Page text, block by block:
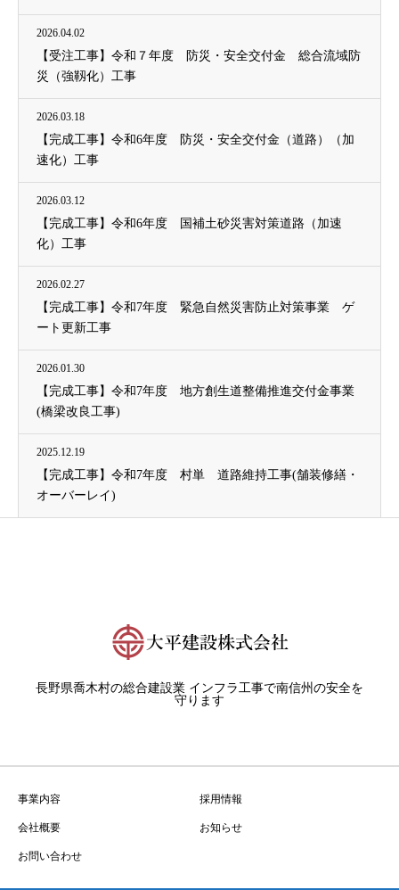
2026.04.02
【受注工事】令和７年度 防災・安全交付金 総合流域防
災（強靱化）工事
2026.03.18
【完成工事】令和6年度 防災・安全交付金（道路）（加
速化）工事
2026.03.12
【完成工事】令和6年度 国補土砂災害対策道路（加速
化）工事
2026.02.27
【完成工事】令和7年度 緊急自然災害防止対策事業 ゲ
ート更新工事
2026.01.30
【完成工事】令和7年度 地方創生道整備推進交付金事業
(橋梁改良工事)
2025.12.19
【完成工事】令和7年度 村単 道路維持工事(舗装修繕・
オーバーレイ)
長野県喬木村の総合建設業 インフラ工事で南信州の安全を
守ります
事業内容 採用情報
会社概要 お知らせ
お問い合わせ